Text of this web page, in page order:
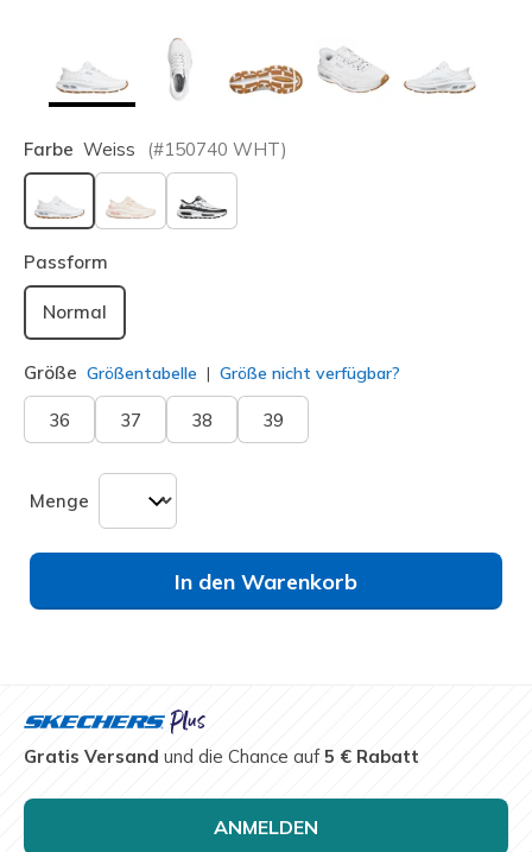
Farbe Weiss (#150740 WHT)
ausgewählt
Passform
Normal
Größe Größentabelle Größe nicht verfügbar?
36 37 38 39
Menge
In den Warenkorb
Gratis Versand und die Chance auf5 € Rabatt
ANMELDEN